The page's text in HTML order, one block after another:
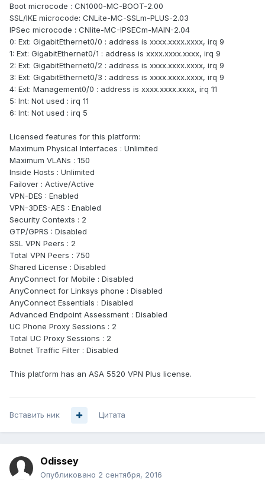
Boot microcode : CN1000-MC-BOOT-2.00
SSL/IKE microcode: CNLite-MC-SSLm-PLUS-2.03
IPSec microcode : CNlite-MC-IPSECm-MAIN-2.04
0: Ext: GigabitEthernet0/0 : address is хххх.хххх.хххх, irq 9
1: Ext: GigabitEthernet0/1 : address is хххх.хххх.хххх, irq 9
2: Ext: GigabitEthernet0/2 : address is хххх.хххх.хххх, irq 9
3: Ext: GigabitEthernet0/3 : address is хххх.хххх.хххх, irq 9
4: Ext: Management0/0 : address is хххх.хххх.хххх, irq 11
5: Int: Not used : irq 11
6: Int: Not used : irq 5
Licensed features for this platform:
Maximum Physical Interfaces : Unlimited
Maximum VLANs : 150
Inside Hosts : Unlimited
Failover : Active/Active
VPN-DES : Enabled
VPN-3DES-AES : Enabled
Security Contexts : 2
GTP/GPRS : Disabled
SSL VPN Peers : 2
Total VPN Peers : 750
Shared License : Disabled
AnyConnect for Mobile : Disabled
AnyConnect for Linksys phone : Disabled
AnyConnect Essentials : Disabled
Advanced Endpoint Assessment : Disabled
UC Phone Proxy Sessions : 2
Total UC Proxy Sessions : 2
Botnet Traffic Filter : Disabled
This platform has an ASA 5520 VPN Plus license.
Вставить ник Цитата
Odissey
Опубликовано 2 сентября, 2016